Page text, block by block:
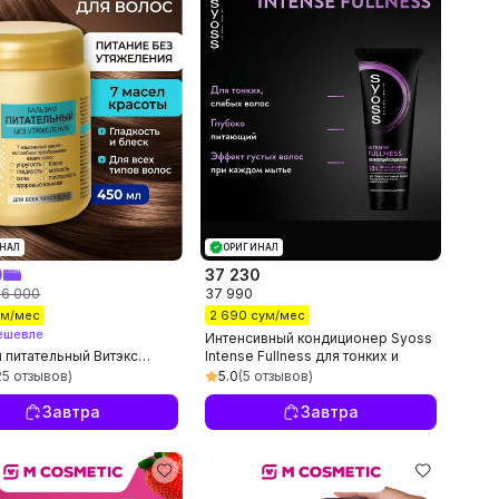
000
мес
питательный Витэкс
Уход без утяжеления
типов волос, 450 мл
отзывов)
Завтра
ОРИГИНАЛ
37 230
37 990
2 690 сум/мес
Интенсивный кондиционер Syoss
Intense Fullness для тонких и
слабых волос, 250 мл
5.0(5 отзывов)
Завтра